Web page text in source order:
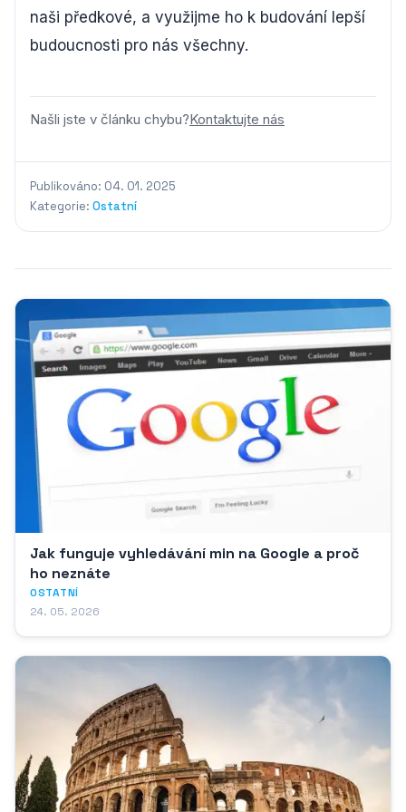
naši předkové, a využijme ho k budování lepší
budoucnosti pro nás všechny.
Našli jste v článku chybu?Kontaktujte nás
Publikováno: 04. 01. 2025
Kategorie: Ostatní
Jak funguje vyhledávání min na Google a proč
ho neznáte
OSTATNÍ
24. 05. 2026